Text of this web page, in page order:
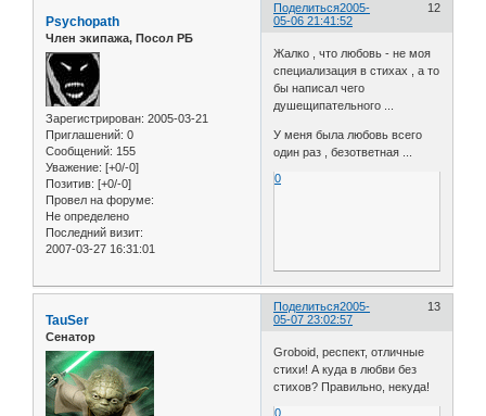
Поделиться 12
2005-
05-06 21:41:52
Psychopath
Член экипажа, Посол РБ
Зарегистрирован: 2005-03-21
Приглашений: 0
Сообщений: 155
Уважение: [+0/-0]
Позитив: [+0/-0]
Провел на форуме:
Не определено
Последний визит:
2007-03-27 16:31:01
Жалко , что любовь - не моя
специализация в стихах , а то
бы написал чего
душещипательного ...
У меня была любовь всего
один раз , безответная ...
0
Поделиться 13
2005-
05-07 23:02:57
TauSer
Сенатор
Groboid, респект, отличные
стихи! А куда в любви без
стихов? Правильно, некуда!
0